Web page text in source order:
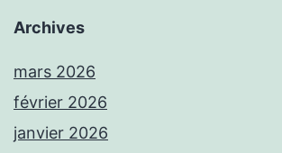
Archives
mars 2026
février 2026
janvier 2026